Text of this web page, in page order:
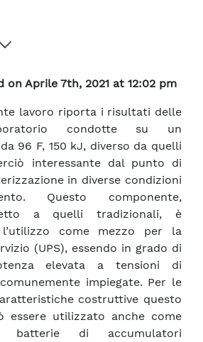
on Aprile 7th, 2021 at 12:02 pm
lavoro riporta i risultati delle
condotte su un
96 F, 150 kJ, diverso da quelli
interessante dal punto di
in diverse condizioni
Questo componente,
a quelli tradizionali, è
come mezzo per la
(UPS), essendo in grado di
elevata a tensioni di
impiegate. Per le
costruttive questo
essere utilizzato anche come
batterie di accumulatori